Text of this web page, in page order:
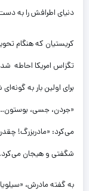
دنیای اطرافش را به
کریستیان که هنگام
تگزاس امریکا احاطه
برای اولین بار به
«جردن، جسی، بوستون…
می‌کرد: «مادربزرگ!
شگفتی و هیجان می‌کرد.
به گفته مادرش،